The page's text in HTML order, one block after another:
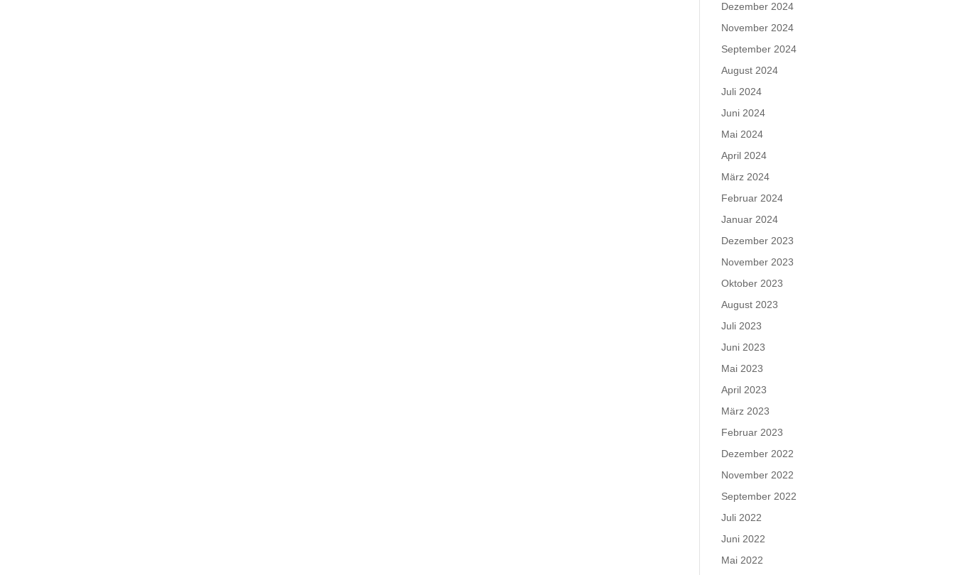
Dezember 2024
November 2024
September 2024
August 2024
Juli 2024
Juni 2024
Mai 2024
April 2024
März 2024
Februar 2024
Januar 2024
Dezember 2023
November 2023
Oktober 2023
August 2023
Juli 2023
Juni 2023
Mai 2023
April 2023
März 2023
Februar 2023
Dezember 2022
November 2022
September 2022
Juli 2022
Juni 2022
Mai 2022